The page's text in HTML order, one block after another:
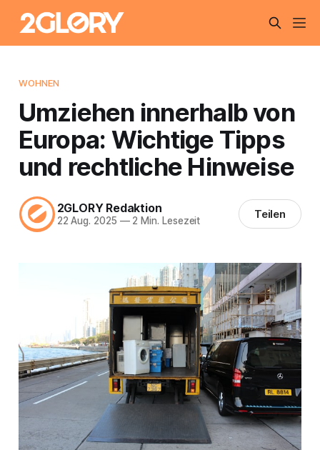
WOHNEN
Umziehen innerhalb von
Europa: Wichtige Tipps
und rechtliche Hinweise
2GLORY Redaktion
22 Aug. 2025 —2 Min. Lesezeit Teilen